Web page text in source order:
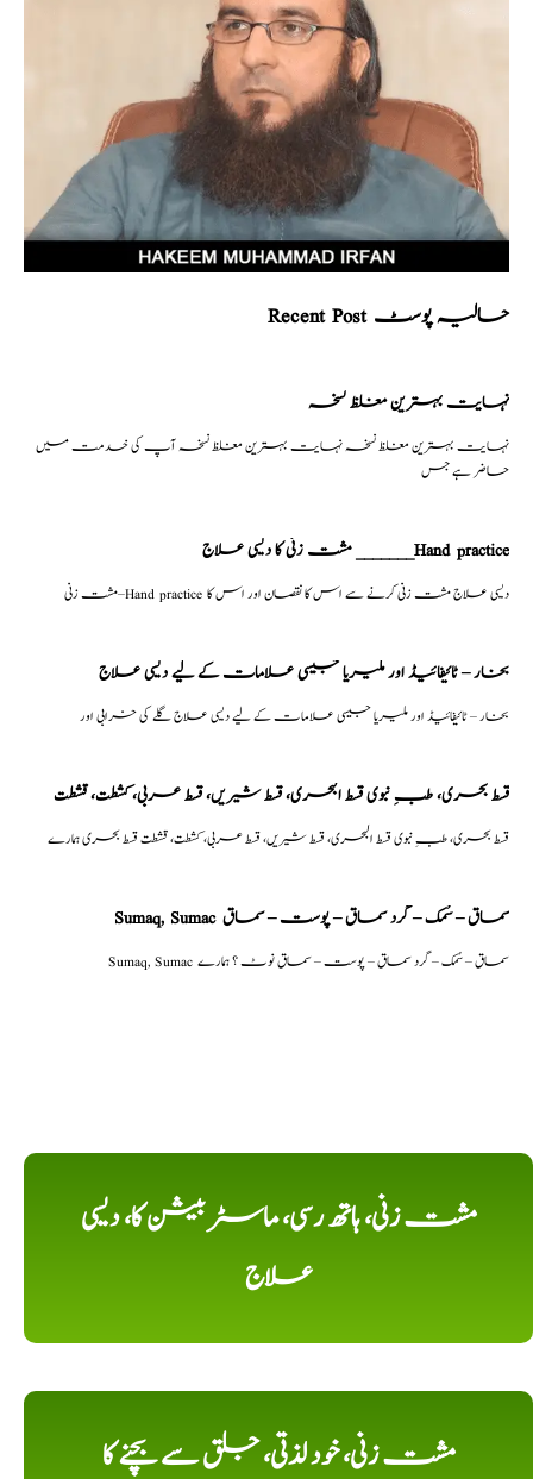
Recent Post حالیہ پوسٹ
نہایت بہترین مغلظ نسخہ
نہایت بہترین مغلظ نسخہ نہایت بہترین مغلظ نسخہ آپ کی خدمت میں
حاضر ہے جس
مشت زنی کا دیسی علاج _______Hand practice
مشت زنی–Hand practice دیسی علاج مشت زنی کرنے سے اس کا نقصان اور اس کا
بخار – ٹائیفائیڈ اور ملیریا جیسی علامات کے لیے دیسی علاج
بخار – ٹائیفائیڈ اور ملیریا جیسی علامات کے لیے دیسی علاج گلے کی خرابی اور
قسط بحری، طبِ نبوی قسط البحری، قسط شیریں، قسط عربی، كشطت، قشطت
قسط بحری، طبِ نبوی قسط البحری، قسط شیریں، قسط عربی، كشطت، قشطت قسط بحری ہمارے
Sumaq, Sumac سماق – سُمک – گرد سماق – پوست – سماق
Sumaq, Sumac سماق – سُمک – گرد سماق – پوست – سماق نوٹ ؟ ہمارے
مشت زنی، ہاتھ رسی، ماسٹر بیشن کا، دیسی
علاج
مشت زنی، خود لذتی، جلق سے بچنے کا